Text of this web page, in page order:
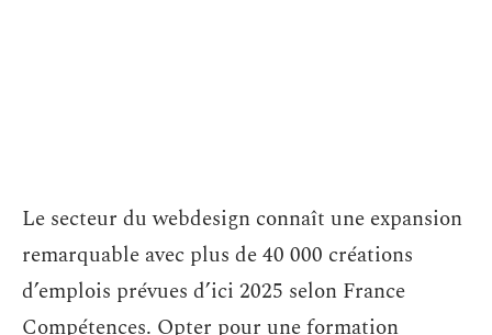
Le secteur du webdesign connaît une expansion
remarquable avec plus de 40 000 créations
d’emplois prévues d’ici 2025 selon France
Compétences. Opter pour une formation